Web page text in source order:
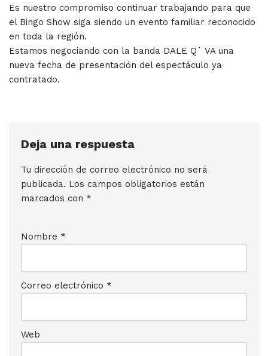
Es nuestro compromiso continuar trabajando para que
el Bingo Show siga siendo un evento familiar reconocido
en toda la región.
Estamos negociando con la banda DALE Q´ VA una
nueva fecha de presentación del espectáculo ya
contratado.
Deja una respuesta
Tu dirección de correo electrónico no será
publicada. Los campos obligatorios están
marcados con *
Nombre *
Correo electrónico *
Web